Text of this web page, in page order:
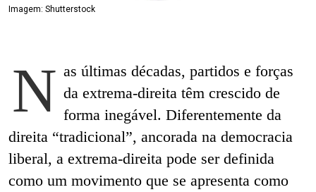
Imagem: Shutterstock
N as últimas décadas, partidos e forças
da extrema-direita têm crescido de
forma inegável. Diferentemente da
direita “tradicional”, ancorada na democracia
liberal, a extrema-direita pode ser definida
como um movimento que se apresenta como